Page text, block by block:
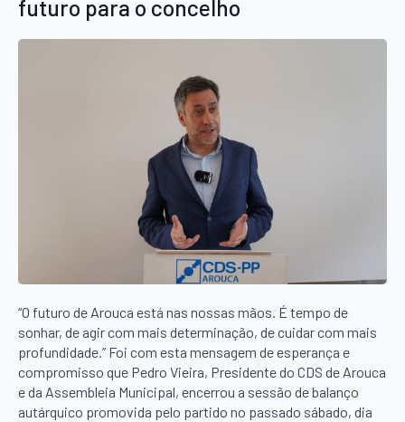
futuro para o concelho
“O futuro de Arouca está nas nossas mãos. É tempo de
sonhar, de agir com mais determinação, de cuidar com mais
profundidade.” Foi com esta mensagem de esperança e
compromisso que Pedro Vieira, Presidente do CDS de Arouca
e da Assembleia Municipal, encerrou a sessão de balanço
autárquico promovida pelo partido no passado sábado, dia